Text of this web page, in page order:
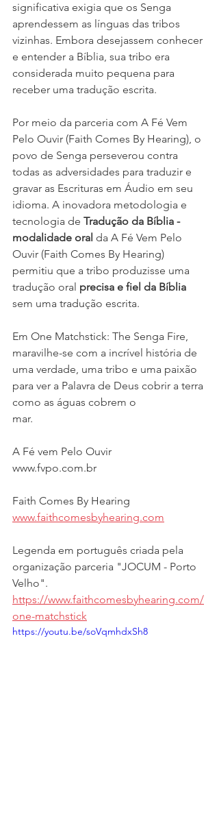
significativa exigia que os Senga
aprendessem as línguas das tribos
vizinhas. Embora desejassem conhecer
e entender a Bíblia, sua tribo era
considerada muito pequena para
receber uma tradução escrita.
Por meio da parceria com A Fé Vem
Pelo Ouvir (Faith Comes By Hearing), o
povo de Senga perseverou contra
todas as adversidades para traduzir e
gravar as Escrituras em Áudio em seu
idioma. A inovadora metodologia e
tecnologia de Tradução da Bíblia -
modalidade oral da A Fé Vem Pelo
Ouvir (Faith Comes By Hearing)
permitiu que a tribo produzisse uma
tradução oral precisa e fiel da Bíblia
sem uma tradução escrita.
Em One Matchstick: The Senga Fire,
maravilhe-se com a incrível história de
uma verdade, uma tribo e uma paixão
para ver a Palavra de Deus cobrir a terra
como as águas cobrem o
mar.
A Fé vem Pelo Ouvir
www.fvpo.com.br
Faith Comes By Hearing
www.faithcomesbyhearing.com
Legenda em português criada pela
organização parceria "JOCUM - Porto
Velho".
https://www.faithcomesbyhearing.com/
one-matchstick
https://youtu.be/soVqmhdxSh8